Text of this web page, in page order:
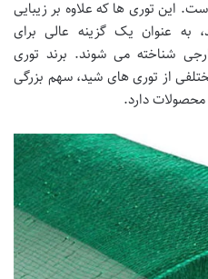
این توری ها که علاوه بر زیبایی
به عنوان یک گزینه عالی برای
شناخته می شوند. برند توری
از توری های شید، سهم بزرگی
محصولات دارد.